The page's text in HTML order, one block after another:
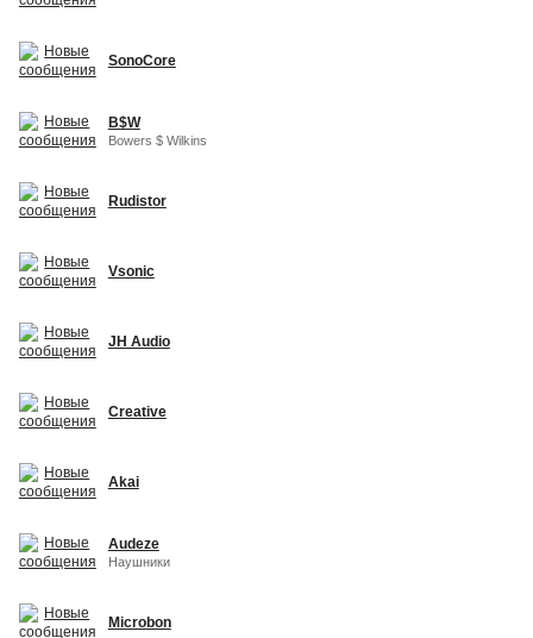
SonoCore
B$W
Bowers $ Wilkins
Rudistor
Vsonic
JH Audio
Creative
Akai
Audeze
Наушники
Microbon